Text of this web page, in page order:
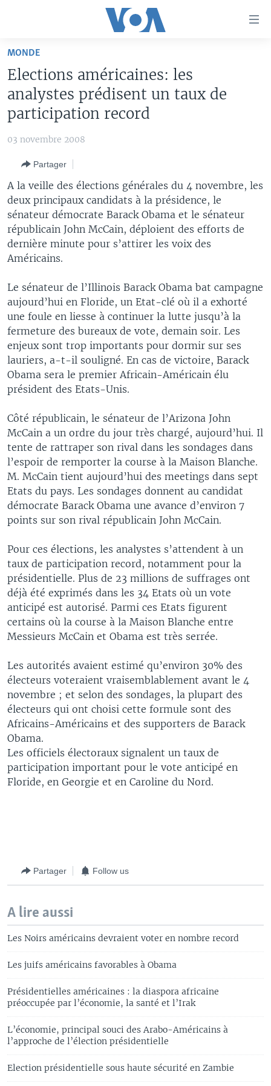
Retour
navigation
Retour
recherche
AFRIQUE
ÉTATS-UNIS
LE MONDE AUJOURD'HUI
FOCUS SAHEL
REPORTAGES
VOUS + NOUS
CARNET DE SANTÉ
RADIO
LE MONDE AU FÉMININ
L'AMÉRIQUE ET VOUS
DIALOGUE DES RELIGIONS
RM SHOW
LINGALA
SANGO
Apprenez L'anglais
SUIVEZ-NOUS
Langues
MONDE
Elections américaines: les
analystes prédisent un taux de
participation record
03 novembre 2008
Partager
A la veille des élections générales du 4 novembre, les
deux principaux candidats à la présidence, le
sénateur démocrate Barack Obama et le sénateur
républicain John McCain, déploient des efforts de
dernière minute pour s’attirer les voix des
Américains.
Le sénateur de l’Illinois Barack Obama bat campagne
aujourd’hui en Floride, un Etat-clé où il a exhorté
une foule en liesse à continuer la lutte jusqu’à la
fermeture des bureaux de vote, demain soir. Les
enjeux sont trop importants pour dormir sur ses
lauriers, a-t-il souligné. En cas de victoire, Barack
Obama sera le premier Africain-Américain élu
président des Etats-Unis.
Côté républicain, le sénateur de l’Arizona John
McCain a un ordre du jour très chargé, aujourd’hui. Il
tente de rattraper son rival dans les sondages dans
l’espoir de remporter la course à la Maison Blanche.
M. McCain tient aujourd’hui des meetings dans sept
Etats du pays. Les sondages donnent au candidat
démocrate Barack Obama une avance d’environ 7
points sur son rival républicain John McCain.
Pour ces élections, les analystes s’attendent à un
taux de participation record, notamment pour la
présidentielle. Plus de 23 millions de suffrages ont
déjà été exprimés dans les 34 Etats où un vote
anticipé est autorisé. Parmi ces Etats figurent
certains où la course à la Maison Blanche entre
Messieurs McCain et Obama est très serrée.
Les autorités avaient estimé qu’environ 30% des
électeurs voteraient vraisemblablement avant le 4
novembre ; et selon des sondages, la plupart des
électeurs qui ont choisi cette formule sont des
Africains-Américains et des supporters de Barack
Obama.
Les officiels électoraux signalent un taux de
participation important pour le vote anticipé en
Floride, en Georgie et en Caroline du Nord.
Partager Follow us
A lire aussi
Les Noirs américains devraient voter en nombre record
Les juifs américains favorables à Obama
Présidentielles américaines : la diaspora africaine
préoccupée par l’économie, la santé et l’Irak
L’économie, principal souci des Arabo-Américains à
l’approche de l’élection présidentielle
Election présidentielle sous haute sécurité en Zambie